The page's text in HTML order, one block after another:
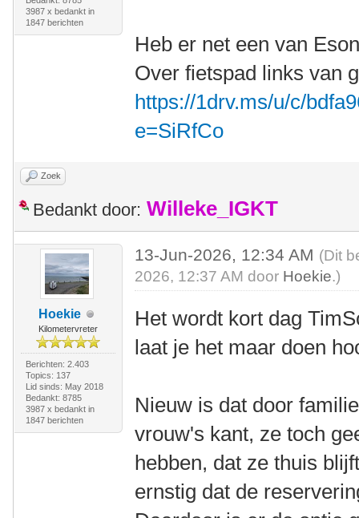
3987 x bedankt in
1847 berichten
Heb er net een van
Over fietspad links van
https://1drv.ms/u/c/
e=SiRfCo
Zoek
Bedankt door: Willeke_IGKT
Hoekie
Kilometervreter
Berichten: 2.403
Topics: 137
Lid sinds: May 2018
Bedankt: 8785
3987 x bedankt in
1847 berichten
13-Jun-2026, 12:34 AM (Dit
2026, 12:37 AM door Hoekie.)
Het wordt kort dag
laat je het maar doen
Nieuw is dat door
vrouw's kant, ze toch
hebben, dat ze thuis
ernstig dat de